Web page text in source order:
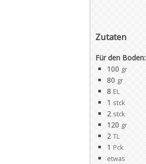
Zutaten
Für den Boden:
100 gr
80 gr
8 EL
1 stck
2 stck
120 gr
2 TL
1 Pck
etwas